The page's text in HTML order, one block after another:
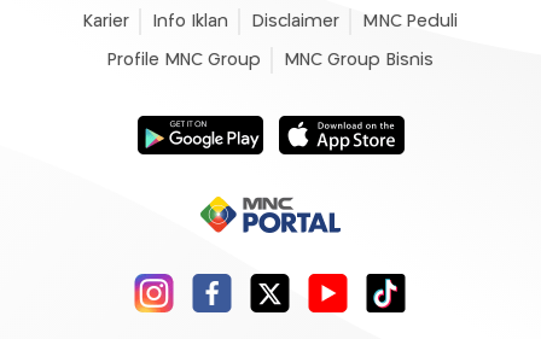
Karier Info Iklan Disclaimer MNC Peduli
Profile MNC Group MNC Group Bisnis